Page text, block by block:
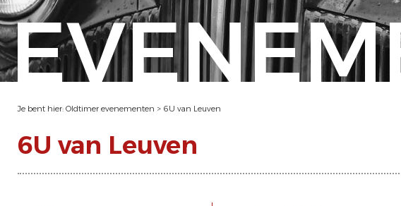
Je bent hier: Oldtimer evenementen > 6U van Leuven
6U van Leuven